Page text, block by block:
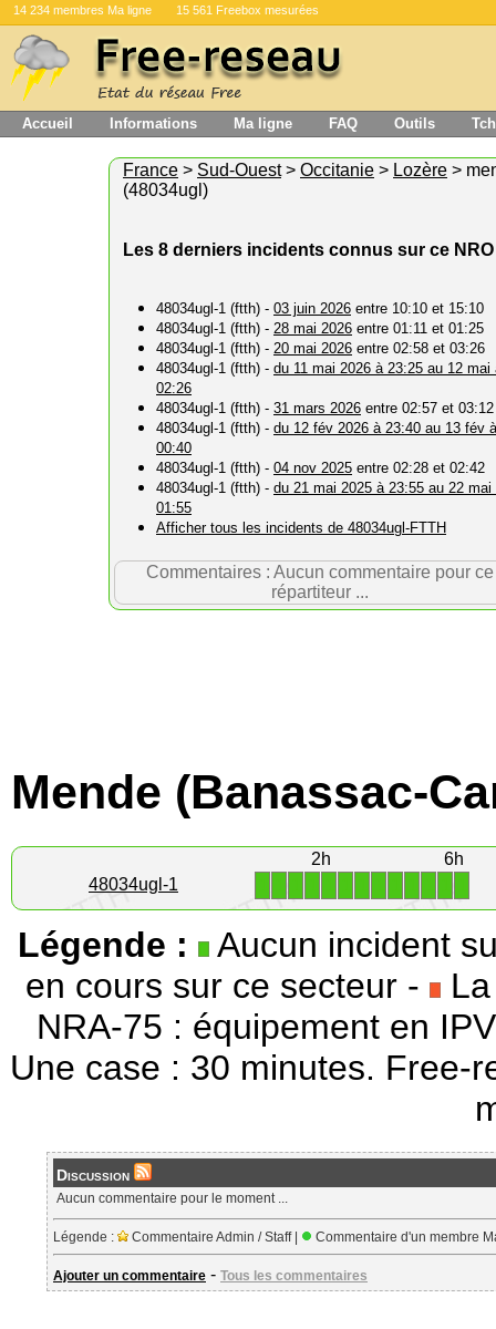
14 234 membres Ma ligne 15 561 Freebox mesurées
Accueil Informations Ma ligne FAQ Outils
France > Sud-Ouest> Occitanie > Lozère >
(48034ugl)
Les 8 derniers incidents connus sur ce NRO
48034ugl-1 (ftth) - 03 juin 2026 entre 10:10 et 15:10
48034ugl-1 (ftth) - 28 mai 2026 entre 01:11 et 01:25
48034ugl-1 (ftth) - 20 mai 2026 entre 02:58 et 03:26
48034ugl-1 (ftth) - du 11 mai 2026 à 23:25 au 12 mai
02:26
48034ugl-1 (ftth) - 31 mars 2026 entre 02:57 et 03:12
48034ugl-1 (ftth) - du 12 fév 2026 à 23:40 au 13 fév à
00:40
48034ugl-1 (ftth) - 04 nov 2025 entre 02:28 et 02:42
48034ugl-1 (ftth) - du 21 mai 2025 à 23:55 au 22 mai
01:55
Afficher tous les incidents de 48034ugl-FTTH
Commentaires : Aucun commentaire pour ce
répartiteur ...
Mende (Banassac-
2h
6h
48034ugl-1
Légende :
Aucun incident
en cours sur ce secteur - La
NRA-75 : équipement en
Une case : 30 minutes. Free-
Discussion
Aucun commentaire pour le moment ...
Légende : Commentaire Admin / Staff | Commentaire d'un membre
Ajouter un commentaire - Tous les commentaires